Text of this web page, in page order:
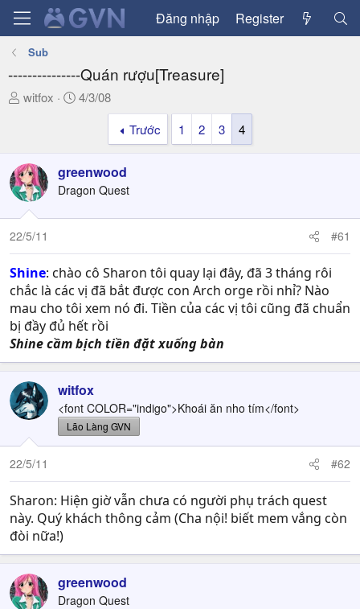
Đăng nhập Register
Sub
---------------Quán rượu[Treasure]
T
a
d
s
t
a
e
r
witfox
N
ử
i
4/3/08
Trước
1 2 3 4
greenwood
Dragon Quest
22/5/11 #61
Shine: chào cô Sharon tôi quay lại đây, đã 3 tháng rôi
chắc là các vị đã bắt được con Arch orge rồi nhỉ? Nào
mau cho tôi xem nó đi. Tiền của các vị tôi cũng đã chuẩn
bị đầy đủ hết rồi
Shine cầm bịch tiền đặt xuống bàn
witfox
<font COLOR="indigo">Khoái ăn nho tím</font>
Lão Làng GVN
22/5/11 #62
Sharon: Hiện giờ vẫn chưa có người phụ trách quest
này. Quý khách thông cảm (Cha nội! biết mem vắng còn
đòi nữa!)
greenwood
Dragon Quest